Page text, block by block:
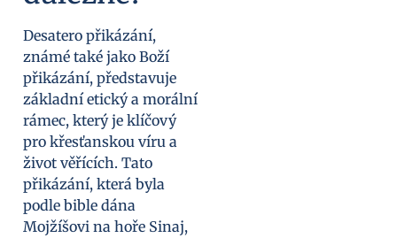
Desatero přikázání,
známé také jako Boží
přikázání, představuje
základní etický a morální
rámec, který je klíčový
pro křesťanskou víru a
život věřících. Tato
přikázání, která byla
podle bible dána
Mojžíšovi na hoře Sinaj,